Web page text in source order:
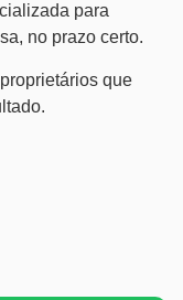
para
no prazo certo.
que